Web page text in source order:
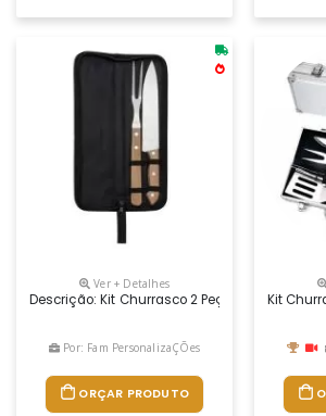
Ver + Detalhes
Descrição: Kit Churrasco 2 Peças Com
Por: Fam PersonalizaÇÕes
ORÇAR PRODUTO
Kit